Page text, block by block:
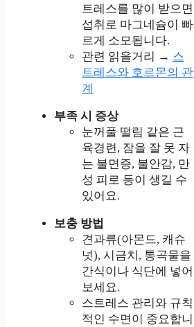
트레스를 많이 받으면
섭취로 마그네슘이 빠
르게 소모됩니다.
관련 읽을거리 → 스
트레스와 호르몬의 관
계
부족 시 증상
눈꺼풀 떨림 같은 근
육경련, 잠을 잘 못 자
는 불면증, 불안감, 만
성 피로 등이 생길 수
있어요.
보충 방법
견과류(아몬드, 캐슈
넛), 시금치, 통곡물을
간식이나 식단에 넣어
보세요.
스트레스 관리와 규칙
적인 수면이 중요합니